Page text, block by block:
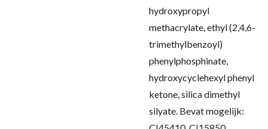
hydroxypropyl
methacrylate, ethyl (2,4,6-
trimethylbenzoyl)
phenylphosphinate,
hydroxycyclehexyl phenyl
ketone, silica dimethyl
silyate. Bevat mogelijk: